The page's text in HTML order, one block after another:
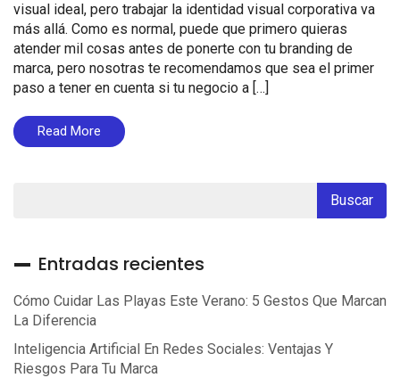
visual ideal, pero trabajar la identidad visual corporativa va
más allá. Como es normal, puede que primero quieras
atender mil cosas antes de ponerte con tu branding de
marca, pero nosotras te recomendamos que sea el primer
paso a tener en cuenta si tu negocio a […]
Read More
Entradas recientes
Cómo Cuidar Las Playas Este Verano: 5 Gestos Que Marcan
La Diferencia
Inteligencia Artificial En Redes Sociales: Ventajas Y
Riesgos Para Tu Marca